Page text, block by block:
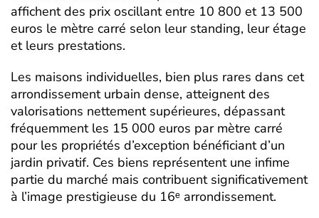
affichent des prix oscillant entre 10 800 et 13 500
euros le mètre carré selon leur standing, leur étage
et leurs prestations.
Les maisons individuelles, bien plus rares dans cet
arrondissement urbain dense, atteignent des
valorisations nettement supérieures, dépassant
fréquemment les 15 000 euros par mètre carré
pour les propriétés d’exception bénéficiant d’un
jardin privatif. Ces biens représentent une infime
partie du marché mais contribuent significativement
à l’image prestigieuse du 16ᵉ arrondissement.